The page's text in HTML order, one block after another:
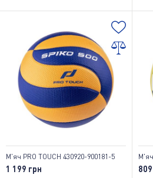
М'яч PRO TOUCH 430920-900181-5
1 199 грн
М'яч